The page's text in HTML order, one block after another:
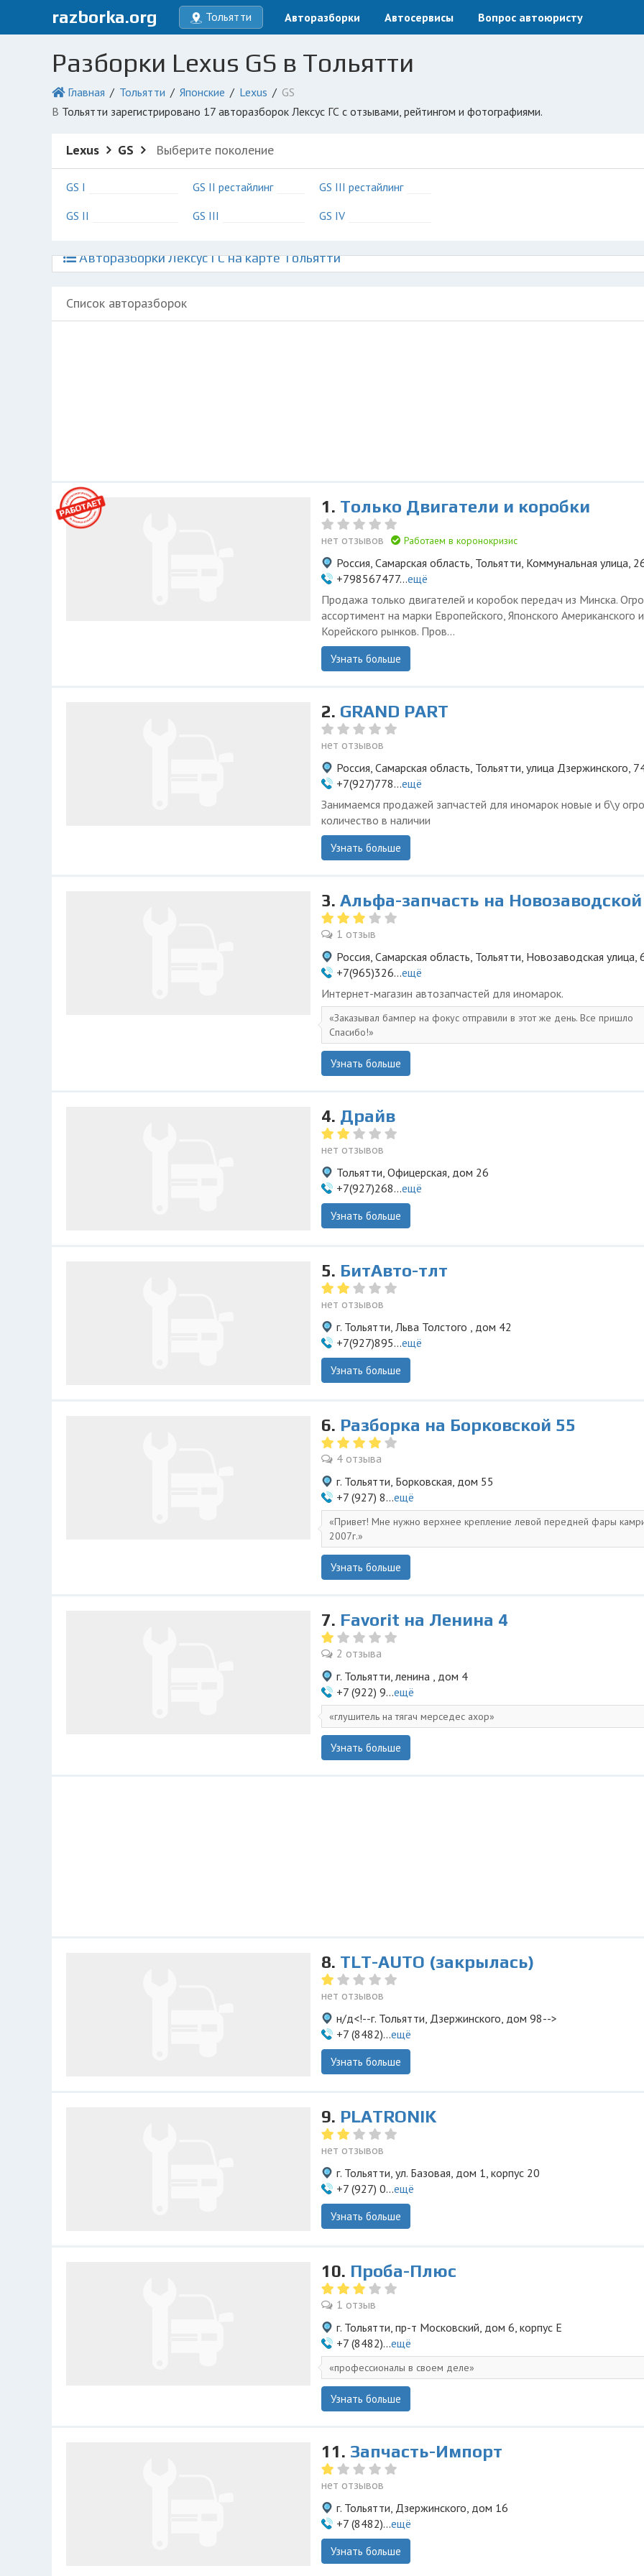
razborka.org Тольятти Авторазборки Автосервисы Вопрос автоюристу
Разборки Lexus GS в Тольятти
Главная Тольятти Японские Lexus
GS
в Тольятти зарегистрировано 17 авторазборок Лексус ГС с отзывами, рейтингом и фотографиями.
Lexus GS Выберите поколение
GS I
GS II
GS II рестайлинг
GS III
GS III рестайлинг
GS IV
Авторазборки Лексус ГС на карте Тольятти
Список авторазборок
1. Только Двигатели и коробки
нет отзывов Работаем в коронокризис
Россия, Самарская область, Тольятти, Коммунальная улица,
+798567477...ещё
Продажа только двигателей и коробок передач из Минска.
ассортимент на марки Европейского, Японского Американского и
Корейского рынков. Пров...
Узнать больше
2. GRAND PART
нет отзывов
Россия, Самарская область, Тольятти, улица Дзержинского,
+7(927)778...ещё
Занимаемся продажей запчастей для иномарок новые и б\у
количество в наличии
Узнать больше
3. Альфа-запчасть на Новозаводской
1 отзыв
Россия, Самарская область, Тольятти, Новозаводская улица,
+7(965)326...ещё
Интернет-магазин автозапчастей для иномарок.
Заказывал бампер на фокус отправили в этот же день. Все пришло
Спасибо!
Узнать больше
4. Драйв
нет отзывов
Тольятти, Офицерская, дом 26
+7(927)268...ещё
Узнать больше
5. БитАвто-тлт
нет отзывов
г. Тольятти, Льва Толстого , дом 42
+7(927)895...ещё
Узнать больше
6. Разборка на Борковской 55
4 отзыва
г. Тольятти, Борковская, дом 55
+7 (927) 8...ещё
Привет! Мне нужно верхнее крепление левой передней фары
2007г.
Узнать больше
7. Favorit на Ленина 4
2 отзыва
г. Тольятти, ленина , дом 4
+7 (922) 9...ещё
глушитель на тягач мерседес ахор
Узнать больше
8. TLT-AUTO (закрылась)
нет отзывов
н/д<!--г. Тольятти, Дзержинского, дом 98-->
+7 (8482)...ещё
Узнать больше
9. PLATRONIK
нет отзывов
г. Тольятти, ул. Базовая, дом 1, корпус 20
+7 (927) 0...ещё
Узнать больше
10. Проба-Плюс
1 отзыв
г. Тольятти, пр-т Московский, дом 6, корпус Е
+7 (8482)...ещё
профессионалы в своем деле
Узнать больше
11. Запчасть-Импорт
нет отзывов
г. Тольятти, Дзержинского, дом 16
+7 (8482)...ещё
Узнать больше